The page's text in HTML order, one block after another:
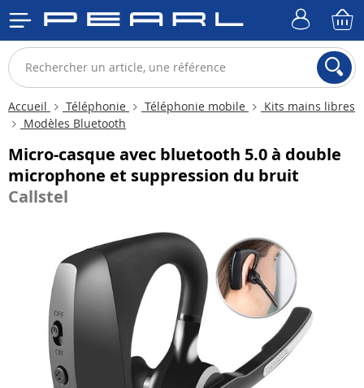
Accueil Téléphonie Téléphonie mobile
Kits mains libres
Modèles Bluetooth
Micro-casque avec bluetooth 5.0 à double
microphone et suppression du bruit
Callstel